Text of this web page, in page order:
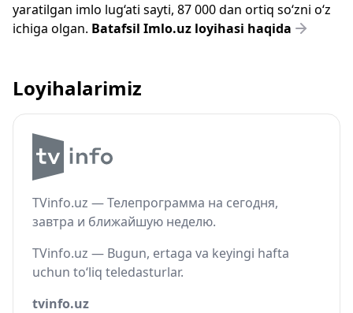
yaratilgan imlo lug‘ati sayti, 87 000 dan ortiq so‘zni o‘z
ichiga olgan. Batafsil Imlo.uz loyihasi haqida
Loyihalarimiz
TVinfo.uz — Телепрограмма на сегодня,
завтра и ближайшую неделю.
TVinfo.uz — Bugun, ertaga va keyingi hafta
uchun to‘liq teledasturlar.
tvinfo.uz